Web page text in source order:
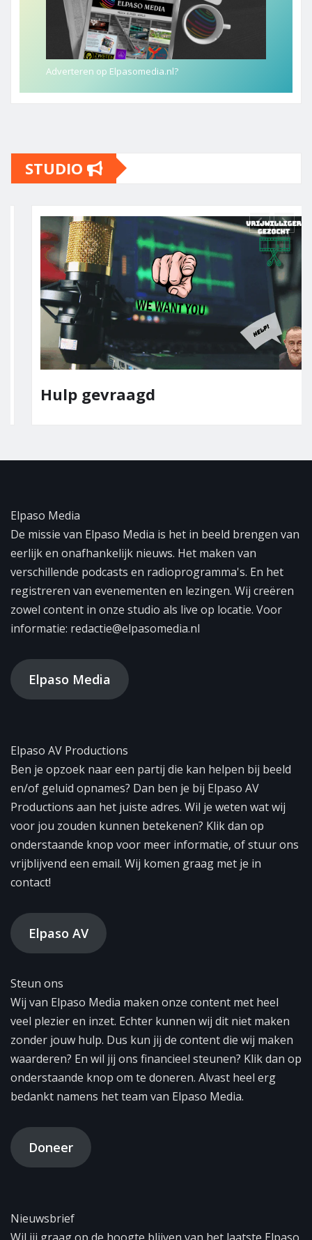
Adverteren op Elpasomedia.nl?
STUDIO
Hulp gevraagd
Elpaso Media
De missie van Elpaso Media is het in beeld brengen van
eerlijk en onafhankelijk nieuws. Het maken van
verschillende podcasts en radioprogramma's. En het
registreren van evenementen en lezingen. Wij creëren
zowel content in onze studio als live op locatie. Voor
informatie: redactie@elpasomedia.nl
Elpaso Media
Elpaso AV Productions
Ben je opzoek naar een partij die kan helpen bij beeld
en/of geluid opnames? Dan ben je bij Elpaso AV
Productions aan het juiste adres. Wil je weten wat wij
voor jou zouden kunnen betekenen? Klik dan op
onderstaande knop voor meer informatie, of stuur ons
vrijblijvend een email. Wij komen graag met je in
contact!
Elpaso AV
Steun ons
Wij van Elpaso Media maken onze content met heel
veel plezier en inzet. Echter kunnen wij dit niet maken
zonder jouw hulp. Dus kun jij de content die wij maken
waarderen? En wil jij ons financieel steunen? Klik dan op
onderstaande knop om te doneren. Alvast heel erg
bedankt namens het team van Elpaso Media.
Doneer
Nieuwsbrief